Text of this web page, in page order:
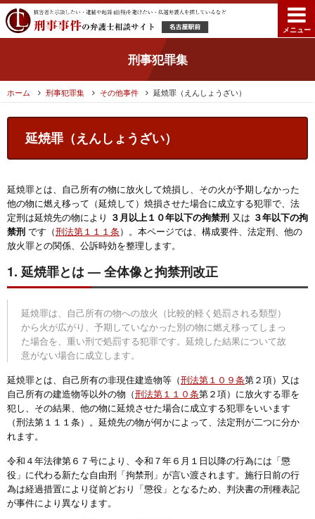
メニュー
刑事犯罪集
ホーム 刑事犯罪集 その他事件 延焼罪（えんしょうざい）
延焼罪（えんしょうざい）
延焼罪とは、自己所有の物に放火して焼損し、その火が予期しなかった
他の物に燃え移って（延焼して）焼損させた場合に成立する犯罪で、法
定刑は延焼先の物により ３月以上１０年以下の拘禁刑 又は ３年以下の拘
禁刑 です（刑法第１１１条）。本ページでは、構成要件、法定刑、他の
放火罪との関係、公訴時効を整理します。
1. 延焼罪とは — 全体像と拘禁刑改正
延焼罪は、自己所有の物への放火（比較的軽く処罰される類型）
から火が広がり、予期していなかった別の物に燃え移ってしまっ
た場合を、重い刑で処罰する犯罪です。延焼した結果について故
意がない場合に成立します。
延焼罪とは、自己所有の非現住建造物等（刑法第１０９条第２項）又は
自己所有の建造物等以外の物（刑法第１１０条第２項）に放火する罪を
犯し、その結果、他の物に延焼させた場合に成立する犯罪をいいます
（刑法第１１１条）。延焼先の物が何かによって、法定刑が二つに分か
れます。
令和４年法律第６７号により、令和７年６月１日以降の行為には「懲
役」に代わる新たな自由刑「拘禁刑」が言い渡されます。施行日前の行
為は経過措置により従前どおり「懲役」となるため、判決書の刑種表記
が事件により異なります。